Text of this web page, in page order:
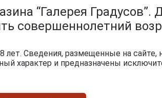
“Галерея Градусов”.
совершеннолетний
Сведения, размещенные на сайте,
характер и предназначены